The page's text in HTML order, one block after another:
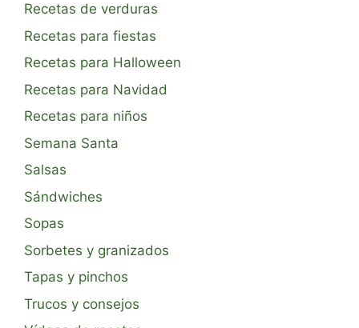
Recetas de verduras
Recetas para fiestas
Recetas para Halloween
Recetas para Navidad
Recetas para niños
Semana Santa
Salsas
Sándwiches
Sopas
Sorbetes y granizados
Tapas y pinchos
Trucos y consejos